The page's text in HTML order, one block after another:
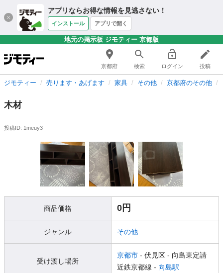
アプリならお得な情報を見逃さない！
インストール アプリで開く
地元の掲示板 ジモティー 京都版
京都府 検索 ログイン 投稿
ジモティー 売ります・あげます 家具 その他 京都府のその他
木材
投稿ID: 1meuy3
商品価格 0円
ジャンル その他
受け渡し場所
京都市 - 伏見区 - 向島東定請
近鉄京都線 - 向島駅